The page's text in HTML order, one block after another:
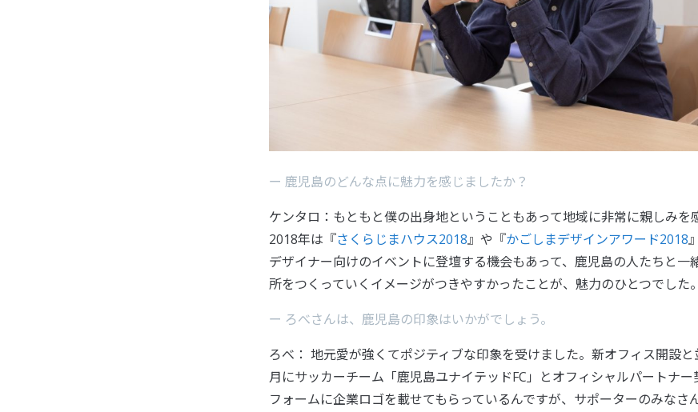
ー 鹿児島のどんな点に魅力を感じましたか？
ケンタロ：もともと僕の出身地ということもあって地域に非常に親しみを
2018年は『さくらじまハウス2018』や『かごしまデザインアワード2018
デザイナー向けのイベントに登壇する機会もあって、鹿児島の人たちと一
所をつくっていくイメージがつきやすかったことが、魅力のひとつでした。
ー ろべさんは、鹿児島の印象はいかがでしょう。
ろべ： 地元愛が強くてポジティブな印象を受けました。新オフィス開設
月にサッカーチーム「鹿児島ユナイテッドFC」とオフィシャルパートナー
フォームに企業ロゴを載せてもらっているんですが、サポーターのみな